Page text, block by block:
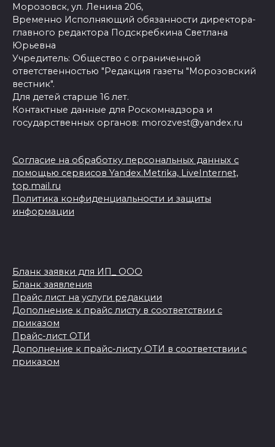
Морозовск, ул. Ленина 206,
Временно Исполняющий обязанности директора-
главного редактора Подскребкина Светлана
Юрьевна
Учредитель: Общество с ограниченной
ответственностью "Редакция газеты "Морозовский
вестник".
Для детей старше 16 лет.
Контактные данные для Роскомнадзора и
государственных органов: morozvest@yandex.ru
Согласие на обработку персональных данных с
помощью сервисов Yandex.Metrika, LiveInternet,
top.mail.ru
Политика конфиденциальности и защиты
информации
Бланк заявки для ИП_ ООО
Бланк заявления
Прайс лист на услуги редакции
Дополнение к прайс листу в соответствии с
приказом
Прайс-лист ОТИ
Дополнение к прайс-листу ОТИ в соответствии с
приказом